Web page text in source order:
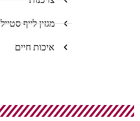
מגזין לייף סטייל
איכות חיים